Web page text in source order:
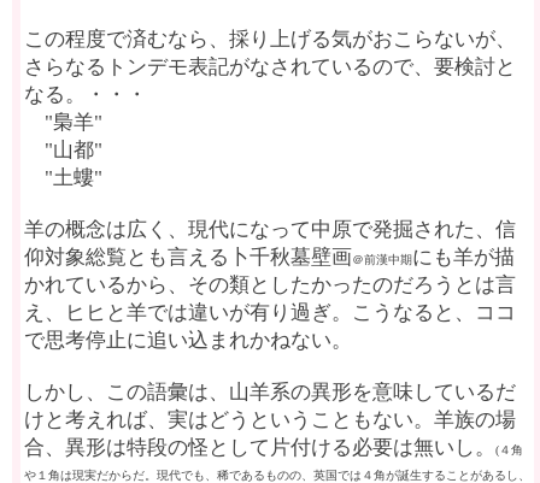
この程度で済むなら、採り上げる気がおこらないが、
さらなるトンデモ表記がなされているので、要検討と
なる。・・・
"梟羊"
"山都"
"土螻"
羊の概念は広く、現代になって中原で発掘された、信
仰対象総覧とも言える卜千秋墓壁画＠前漢中期にも羊が描
かれているから、その類としたかったのだろうとは言
え、ヒヒと羊では違いが有り過ぎ。こうなると、ココ
で思考停止に追い込まれかねない。
しかし、この語彙は、山羊系の異形を意味しているだ
けと考えれば、実はどうということもない。羊族の場
合、異形は特段の怪として片付ける必要は無いし。
(４角
や１角は現実だからだ。現代でも、稀であるものの、英国では４角が誕生することがあるし、